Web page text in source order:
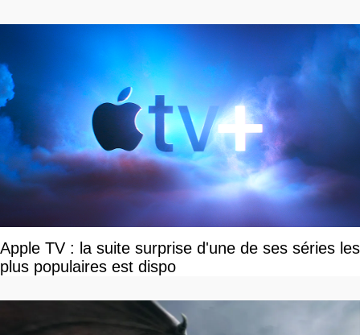
Apple TV : la suite surprise d'une de ses séries les
plus populaires est dispo